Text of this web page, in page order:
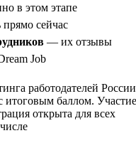
в этом этапе
сейчас
— их отзывы
Job